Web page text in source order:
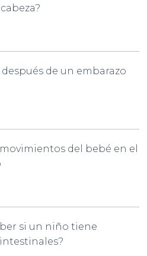
de un embarazo
del bebé en el
si un niño tiene